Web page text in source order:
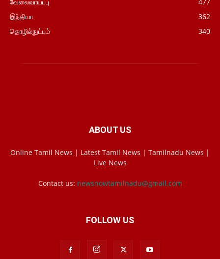
இந்தியா
362
தொழில்நுட்பம்
340
ABOUT US
Online Tamil News | Latest Tamil News | Tamilnadu News |
Live News
Contact us: newsnowtamilnadu@gmail.com
FOLLOW US